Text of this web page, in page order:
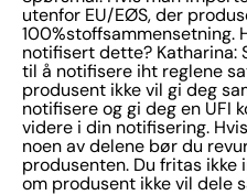
utenfor EU/EØS, der
100%stoffsammensetning.
notifisert dette? Katharina:
til å notifisere iht reglene
produsent ikke vil gi deg
notifisere og gi deg en UFI
videre i din notifisering.
noen av delene bør du
produsenten. Du fritas
om produsent ikke vil dele